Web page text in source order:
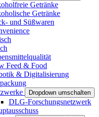
Getränke
Getränke
und Süßwaren
Feed & Food
& Digitalisierung
Dropdown umschalten
DLG-Forschungsnetzwerk